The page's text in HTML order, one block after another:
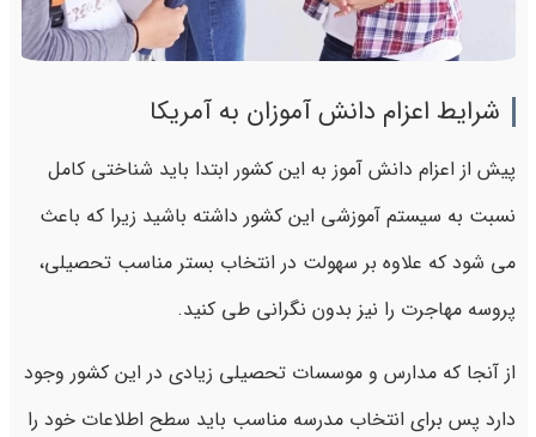
شرایط اعزام دانش آموزان به آمریکا
پیش از اعزام دانش آموز به این کشور ابتدا باید شناختی کامل
نسبت به سیستم آموزشی این کشور داشته باشید زیرا که باعث
می شود که علاوه بر سهولت در انتخاب بستر مناسب تحصیلی،
پروسه مهاجرت را نیز بدون نگرانی طی کنید.
از آنجا که مدارس و موسسات تحصیلی زیادی در این کشور وجود
دارد پس برای انتخاب مدرسه مناسب باید سطح اطلاعات خود را